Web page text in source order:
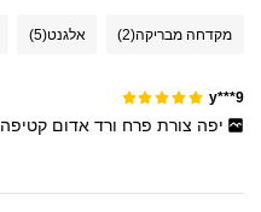
מקדחה מבריקה(2) אלגנט(5)
y***9
יפה צורת פרח ורד אדום קטיפה